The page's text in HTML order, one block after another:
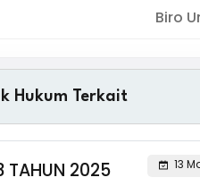
Biro
Hukum Terkait
TAHUN 2025
13